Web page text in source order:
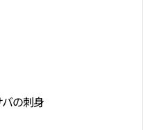
の刺身